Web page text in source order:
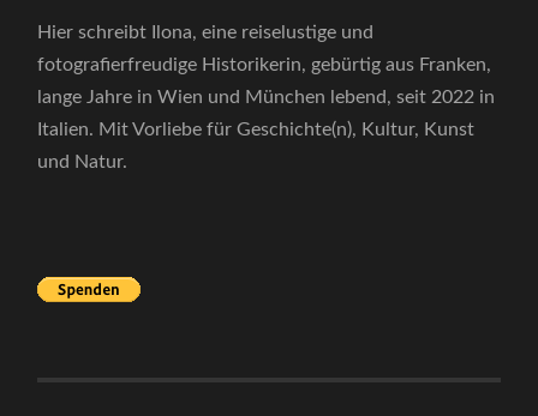
Hier schreibt Ilona, eine reiselustige und
fotografierfreudige Historikerin, gebürtig aus Franken,
lange Jahre in Wien und München lebend, seit 2022 in
Italien. Mit Vorliebe für Geschichte(n), Kultur, Kunst
und Natur.